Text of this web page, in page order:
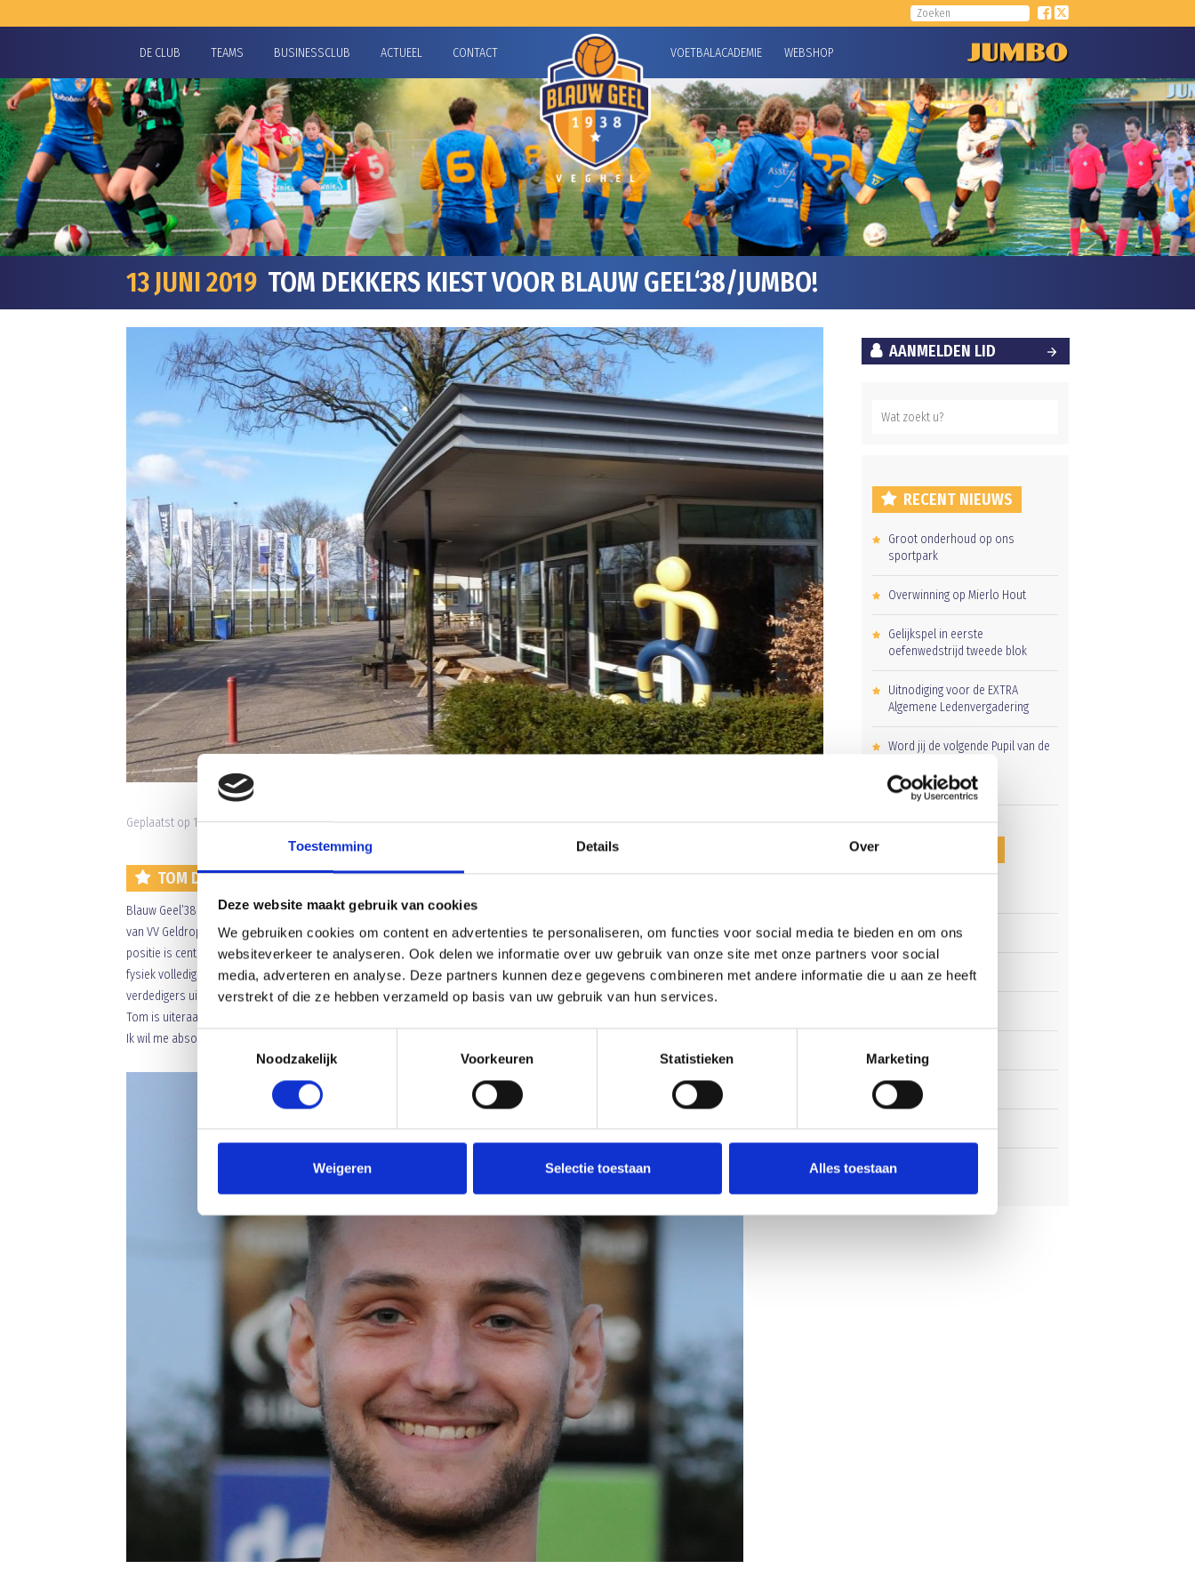
Toestemming Details Over
Deze website maakt gebruik van cookies
We gebruiken cookies om content en advertenties te personaliseren, om functies voor social media te bieden en om ons
websiteverkeer te analyseren. Ook delen we informatie over uw gebruik van onze site met onze partners voor social
media, adverteren en analyse. Deze partners kunnen deze gegevens combineren met andere informatie die u aan ze heeft
verstrekt of die ze hebben verzameld op basis van uw gebruik van hun services.
Noodzakelijk
Voorkeuren Statistieken Marketing
Weigeren Selectie toestaan Alles toestaan
DE CLUB TEAMS BUSINESSCLUB ACTUEEL CONTACT VOETBALACADEMIE WEBSHOP
13 JUNI 2019 TOM DEKKERS KIEST VOOR BLAUW GEEL‘38/JUMBO!
Geplaatst op 13 juni 2019 • 9:37 •Nieuws•Clubnieuws
TOM DEKKERS KIEST VOOR BLAUW GEEL’38/JUMBO!
Blauw Geel’38/JUMBO heeft tot haar grote tevredenheid Tom Dekkers (26) binnen haar gelederen gehaald voor komend seizoen. Tom komt
van VV Geldrop en speelde in het verleden ondermeer voor betaald voetbal organisatie Eindhoven, De Valk alsook UNA. Zijn favoriete
positie is centrale verdediger. Na enkele jaren geleden een ernstige blessure te hebben opgelopen heeft Tom zichzelf nadien mentaal en
fysiek volledig terug geknokt. De technische commissie is erg blij met zijn komst: “ Wij zien Tom als een van de sterkste centrale
verdedigers uit de gehele regio Eindhoven. Zowel als persoonlijkheid als als voetballer een duidelijke meerwaarde voor onze club!” Ook
Tom is uiteraard blij met zijn keuze. “ Ik zie Blauw Geel’38/JUMBO als een prachtige promotie. Een club die respect geniet in de brede regio.
Ik wil me absoluut bewijzen en succes behalen!”
AANMELDEN LID
RECENT NIEUWS
Groot onderhoud op ons
sportpark
Overwinning op Mierlo Hout
Gelijkspel in eerste
oefenwedstrijd tweede blok
Uitnodiging voor de EXTRA
Algemene Ledenvergadering
Word jij de volgende Pupil van de
Senioren
Junioren
Dames
Veteranen
Zaterdag
Business Club